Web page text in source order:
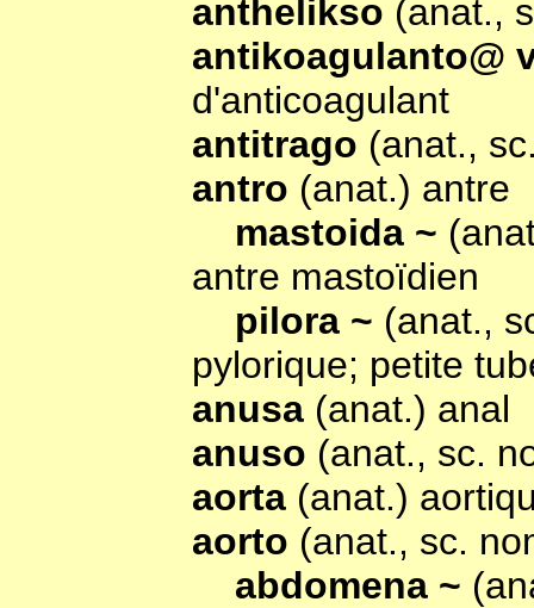
anthelikso (anat.,
antikoagulanto@
d'anticoagulant
antitrago (anat.,
antro (anat.) antre
mastoida ~
antre mastoïdien
pilora ~ (anat.,
pylorique; petite
anusa (anat.) anal
anuso (anat., sc.
aorta (anat.)
aorto (anat., sc.
abdomena ~